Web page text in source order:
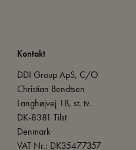
Kontakt
DDI Group ApS, C/O
Christian Bendtsen
Langhøjvej 1B, st. tv.
DK-8381 Tilst
Denmark
VAT Nr.: DK35477357